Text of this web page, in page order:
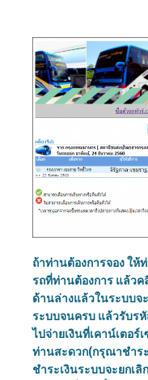
ถ้าท่านต้องการจอง ให้
รถที่ท่านต้องการ แล้วค
ด้านล่างแล้วในระบบจ
ระบบจนครบ แล้วรับร
ไปจ่ายเงินที่เคาน์เตอร์
ท่านสะดวก(กรุณาชำระ
ชำระเงินระบบจะยกเ